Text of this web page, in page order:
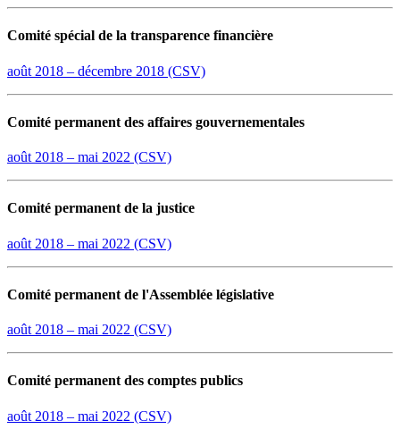
Comité spécial de la transparence financière
août 2018 – décembre 2018 (CSV)
Comité permanent des affaires gouvernementales
août 2018 – mai 2022 (CSV)
Comité permanent de la justice
août 2018 – mai 2022 (CSV)
Comité permanent de l'Assemblée législative
août 2018 – mai 2022 (CSV)
Comité permanent des comptes publics
août 2018 – mai 2022 (CSV)